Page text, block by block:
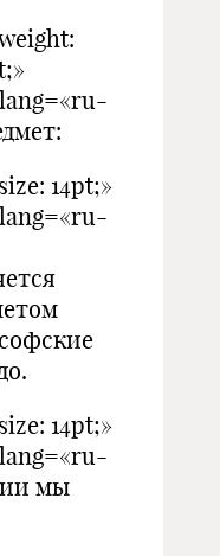
14pt;»
14pt;»
мы